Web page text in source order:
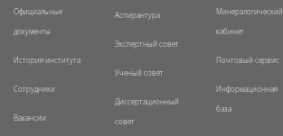
Официальные
документы
История института
Сотрудники
Вакансии
Аспирантура
Экспертный совет
Ученый совет
Диссертационный
совет
Минералогический
кабинет
Почтовый сервис
Информационная
база